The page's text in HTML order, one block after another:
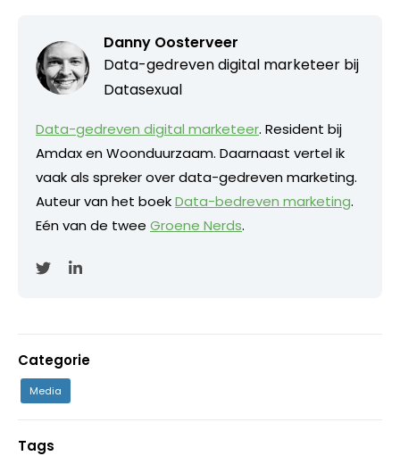
Danny Oosterveer
Data-gedreven digital marketeer bij
Datasexual
Data-gedreven digital marketeer. Resident bij
Amdax en Woonduurzaam. Daarnaast vertel ik
vaak als spreker over data-gedreven marketing.
Auteur van het boekData-bedreven marketing.
Eén van de twee Groene Nerds.
Categorie
Media
Tags